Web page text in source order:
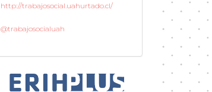
http://trabajosocial.uahurtado.cl/
@trabajosocialuah